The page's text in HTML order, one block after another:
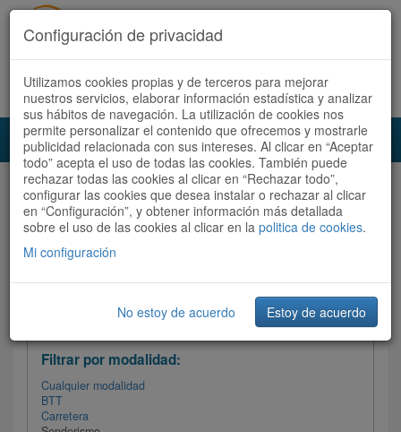
Acceder Registrate ahora Español | Català
Audioruta Todas las rutas
Todas las rutas Ordenar por:Más recientes
Filtrar las rutas
Filtrar por modalidad:
Cualquier modalidad
BTT
Carretera
Configuración de privacidad
Utilizamos cookies propias y de terceros para mejorar
nuestros servicios, elaborar información estadística y analizar
sus hábitos de navegación. La utilización de cookies nos
permite personalizar el contenido que ofrecemos y mostrarle
publicidad relacionada con sus intereses. Al clicar en “Aceptar
todo” acepta el uso de todas las cookies. También puede
rechazar todas las cookies al clicar en “Rechazar todo”,
configurar las cookies que desea instalar o rechazar al clicar
en “Configuración”, y obtener información más detallada
sobre el uso de las cookies al clicar en la politica de cookies.
Mi configuración
No estoy de acuerdo Estoy de acuerdo